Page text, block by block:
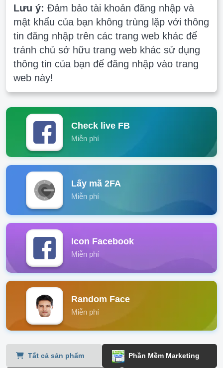
Lưu ý: Đảm bảo tài khoản đăng nhập và
mật khẩu của bạn không trùng lặp với thông
tin đăng nhập trên các trang web khác để
tránh chủ sở hữu trang web khác sử dụng
thông tin của bạn để đăng nhập vào trang
web này!
Check live FB
Miễn phí
Lấy mã 2FA
Miễn phí
Icon Facebook
Miễn phí
Random Face
Miễn phí
Tất cả sản phẩm Phần Mềm Marketing